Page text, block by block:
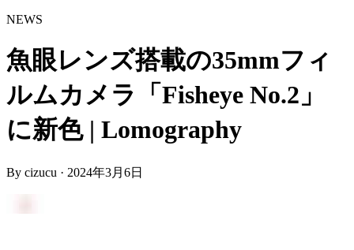
NEWS
魚眼レンズ搭載の35mmフィ
ルムカメラ「Fisheye No.2」
に新色 | Lomography
By cizucu · 2024年3月6日